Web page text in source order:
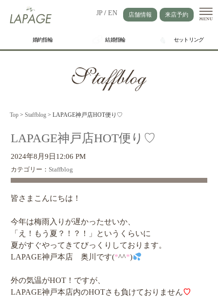
来店予約
店舗情報
JP / EN
婚約指輪 結婚指輪 セットリング
Top > Staffblog > LAPAGE神戸店HOT便り♡
LAPAGE神戸店HOT便り♡
2024年8月9日12:06 PM
カテゴリー： Staffblog
皆さまこんにちは！
今年は梅雨入りが遅かったせいか、
「え！もう夏？！？！」というくらいに
夏がすぐやってきてびっくりしております。
LAPAGE神戸本店 奥川です(*^^*)
外の気温がHOT！ですが、
LAPAGE神戸本店内のHOTさも負けておりません♡